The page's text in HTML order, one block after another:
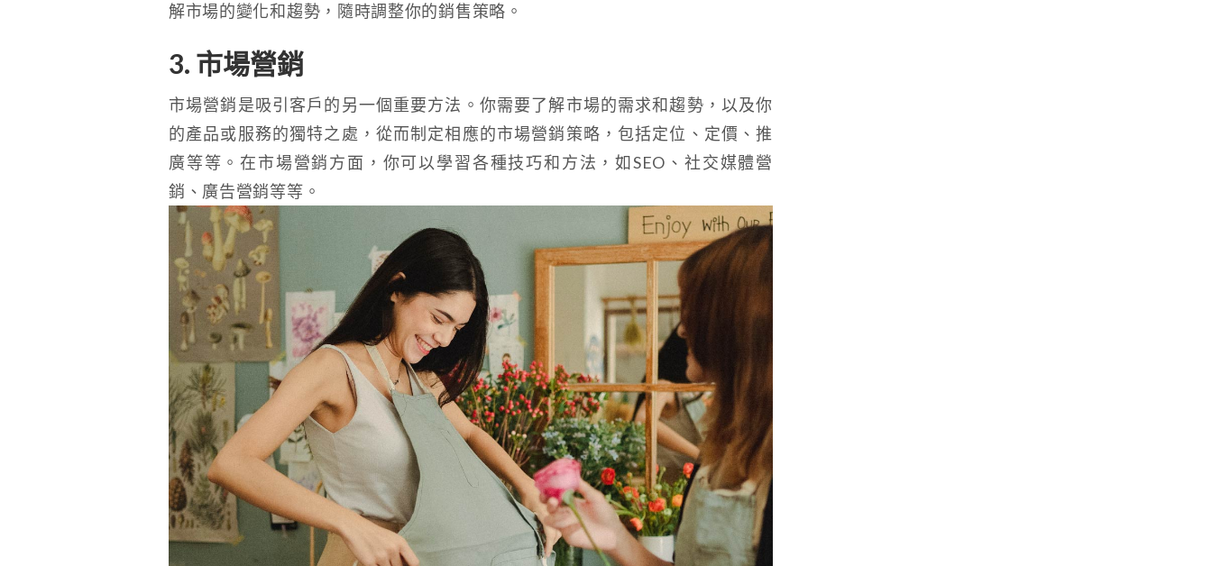
解市場的變化和趨勢，隨時調整你的銷售策略。
3. 市場營銷
市場營銷是吸引客戶的另一個重要方法。你需要了解市場的需求和趨勢，以及你
的產品或服務的獨特之處，從而制定相應的市場營銷策略，包括定位、定價、推
廣等等。在市場營銷方面，你可以學習各種技巧和方法，如SEO、社交媒體營
銷、廣告營銷等等。